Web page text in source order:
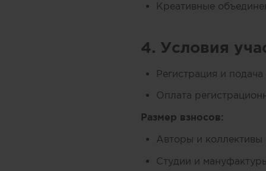
Креативные
4. Условия
Регистрация и
Оплата
Размер взносов:
Авторы и
Студии и